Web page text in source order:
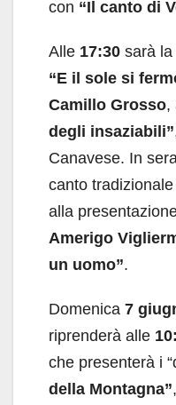
con “Il canto di
Alle 17:30 sarà la
“E il sole si
Camillo Grosso,
degli insaziabili”
Canavese. In
canto
alla
Amerigo
un uomo”.
Domenica 7
riprenderà alle
che presenterà i
della Montagna”